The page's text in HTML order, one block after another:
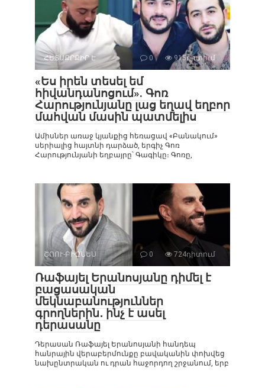
ՀԵՏԱՔՐՔԻՐ Է 0 915դիտում
«Ես իրեն տեսել եմ
հիվանդանոցում». Գոռ
Հարությունյանը լաց եղավ եղբոր
մահվան մասին պատմելիս
Ամիսներ առաջ կյանքից հեռացավ «Բանակում»
սերիալից հայտնի դարձած, երգիչ Գոռ
Հարությունյանի եղբայրը՝ Գագիկը։ Գոռը,
ՇՈՈՒ-ԲԻԶՆԵՍ 0 724դիտում
Ռաֆայել Երանոսյանը դիմել է
բացասական
մեկնաբանություններ
գրողներին․ ինչ է ասել
դերասանը
Դերասան Ռաֆայել Երանոսյանի հանդեպ
հանրային վերաբերմունքը բավականին փոխվեց
նախընտրական ու դրան հաջորդող շրջանում, երբ